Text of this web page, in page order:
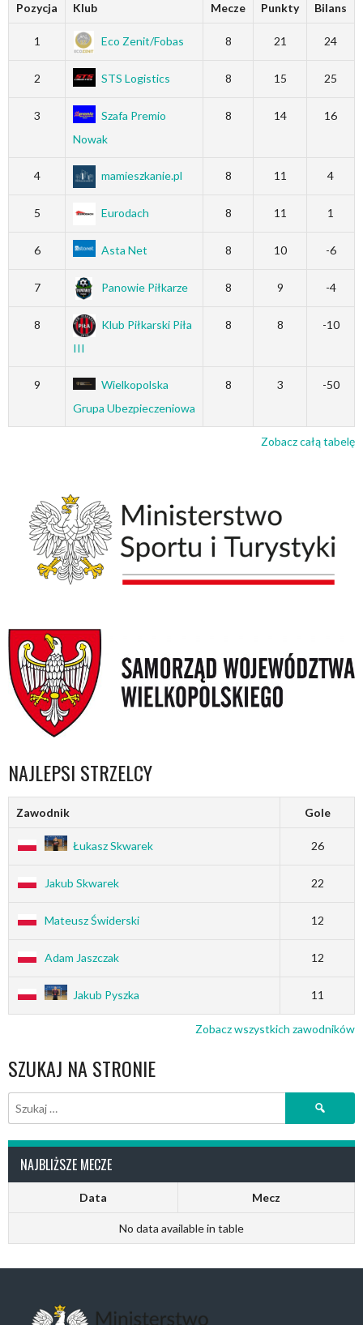
Pozycja Klub Mecze Punkty Bilans
1 Eco Zenit/Fobas 8 21 24
2 STS Logistics 8 15 25
3
Szafa Premio
Nowak
8 14 16
4 mamieszkanie.pl 8 11 4
5 Eurodach 8 11 1
6 Asta Net 8 10 -6
7 Panowie Piłkarze 8 9 -4
8
Klub Piłkarski Piła
III
8 8 -10
9
Wielkopolska
Grupa Ubezpieczeniowa
8 3 -50
Zobacz całą tabelę
NAJLEPSI STRZELCY
Zawodnik Gole
Łukasz Skwarek 26
Jakub Skwarek 22
Mateusz Świderski 12
Adam Jaszczak 12
Jakub Pyszka 11
Zobacz wszystkich zawodników
SZUKAJ NA STRONIE
Szukaj:
NAJBLIŻSZE MECZE
Data Mecz
No data available in table